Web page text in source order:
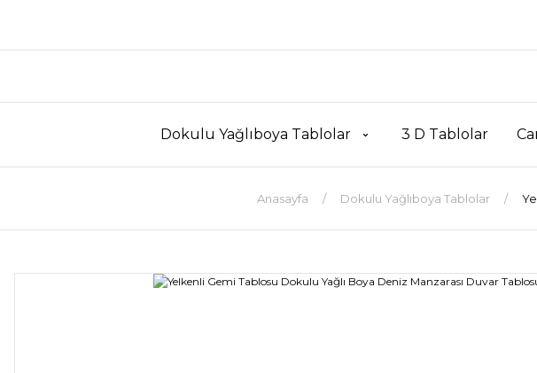
Dokulu Yağlıboya Tablolar 3 D Tablolar
Anasayfa Dokulu Yağlıboya Tablolar